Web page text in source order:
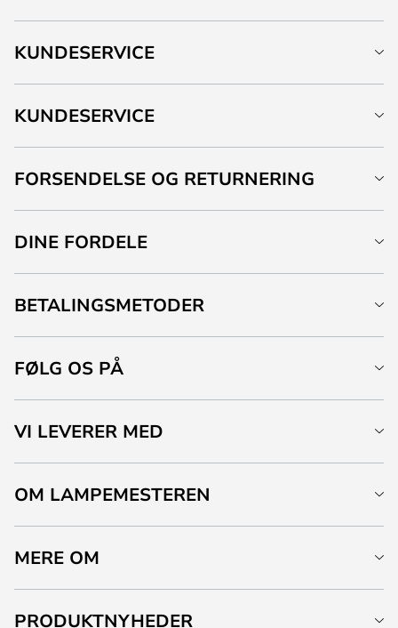
KUNDESERVICE
KUNDESERVICE
FORSENDELSE OG RETURNERING
DINE FORDELE
BETALINGSMETODER
FØLG OS PÅ
VI LEVERER MED
OM LAMPEMESTEREN
MERE OM
PRODUKTNYHEDER